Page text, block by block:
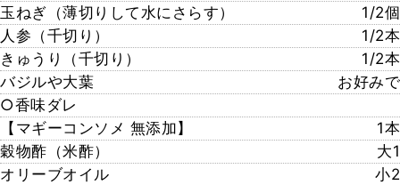
玉ねぎ（薄切りして水にさらす）
1/2個
人参（千切り）
1/2本
きゅうり（千切り）
1/2本
バジルや大葉
お好みで
○香味ダレ
【マギーコンソメ 無添加】
1本
穀物酢（米酢）
大1
オリーブオイル
小2